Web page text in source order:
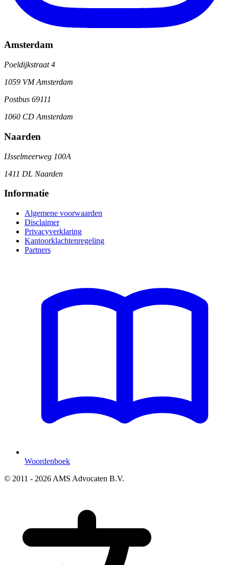
Amsterdam
Poeldijkstraat 4
1059 VM Amsterdam
Postbus 69111
1060 CD Amsterdam
Naarden
IJsselmeerweg 100A
1411 DL Naarden
Informatie
Algemene voorwaarden
Disclaimer
Privacyverklaring
Kantoorklachtenregeling
Partners
Woordenboek
© 2011 - 2026 AMS Advocaten B.V.